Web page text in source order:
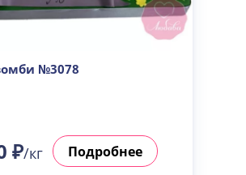
№3078
₽/кг Подробнее